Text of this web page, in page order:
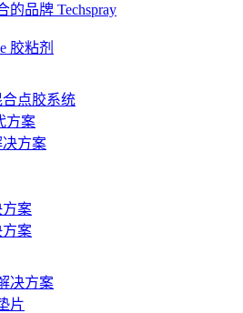
的品牌 Techspray
胶粘剂
点胶系统
方案
决方案
案
方案
决方案
片